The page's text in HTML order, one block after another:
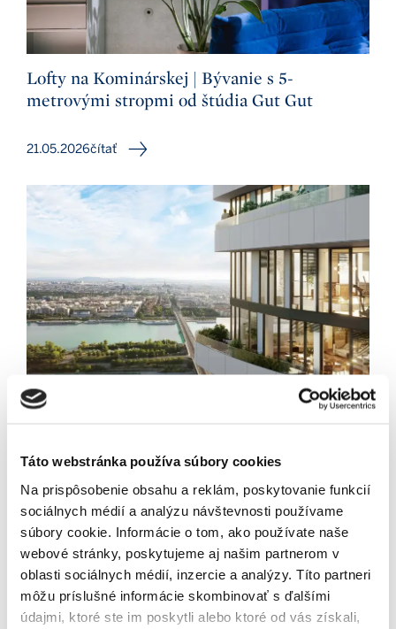
Táto webstránka používa súbory cookies
Na prispôsobenie obsahu a reklám, poskytovanie funkcií
sociálnych médií a analýzu návštevnosti používame
súbory cookie. Informácie o tom, ako používate naše
webové stránky, poskytujeme aj našim partnerom v
oblasti sociálnych médií, inzercie a analýzy. Títo partneri
môžu príslušné informácie skombinovať s ďalšími
údajmi, ktoré ste im poskytli alebo ktoré od vás získali,
Lofty na Kominárskej | Bývanie s 5-
metrovými stropmi od štúdia Gut Gut
21.05.2026čítať
histórie a nová energia
13.05.2026 čítať